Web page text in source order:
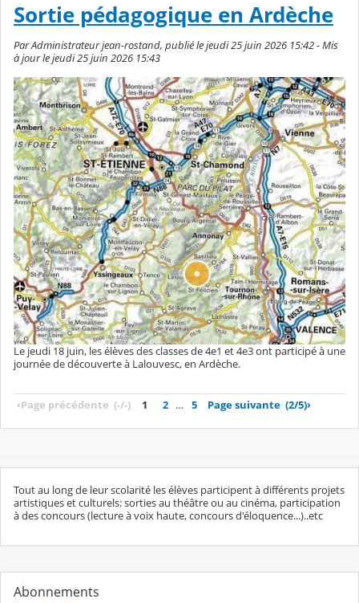
Sortie pédagogique en Ardèche
Par Administrateur jean-rostand, publié le jeudi 25 juin 2026 15:42 - Mis
à jour le jeudi 25 juin 2026 15:43
Le jeudi 18 juin, les élèves des classes de 4e1 et 4e3 ont participé à une
journée de découverte à Lalouvesc, en Ardèche.
‹Page précédente (-/-) 1 2 … 5 Page suivante (2/5)›
Tout au long de leur scolarité les élèves participent à différents projets
artistiques et culturels: sorties au théâtre ou au cinéma, participation
à des concours (lecture à voix haute, concours d'éloquence...)..etc
Abonnements